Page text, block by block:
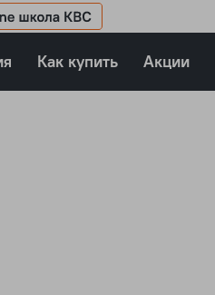
Как купить Акции